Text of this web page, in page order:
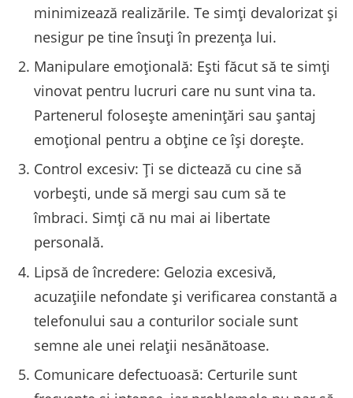
minimizează realizările. Te simți devalorizat și
nesigur pe tine însuți în prezența lui.
Manipulare emoțională: Ești făcut să te simți
vinovat pentru lucruri care nu sunt vina ta.
Partenerul folosește amenințări sau șantaj
emoțional pentru a obține ce își dorește.
Control excesiv: Ți se dictează cu cine să
vorbești, unde să mergi sau cum să te
îmbraci. Simți că nu mai ai libertate
personală.
Lipsă de încredere: Gelozia excesivă,
acuzațiile nefondate și verificarea constantă a
telefonului sau a conturilor sociale sunt
semne ale unei relații nesănătoase.
Comunicare defectuoasă: Certurile sunt